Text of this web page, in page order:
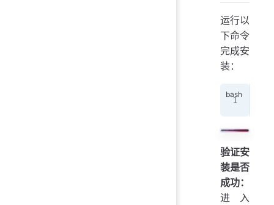
运行以
下命令
完成安
装：
验证安
装是否
成功：
进入